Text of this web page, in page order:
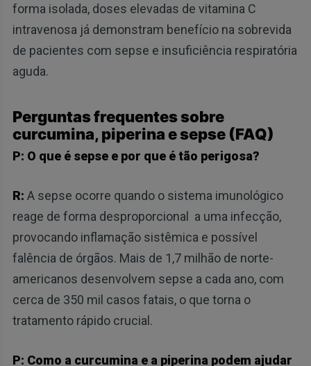
forma isolada, doses elevadas de vitamina C
intravenosa já demonstram benefício na sobrevida
de pacientes com sepse e insuficiência respiratória
aguda.
Perguntas frequentes sobre
curcumina, piperina e sepse (FAQ)
P: O que é sepse e por que é tão perigosa?
R: A sepse ocorre quando o sistema imunológico
reage de forma desproporcional a uma infecção,
provocando inflamação sistêmica e possível
falência de órgãos. Mais de 1,7 milhão de norte-
americanos desenvolvem sepse a cada ano, com
cerca de 350 mil casos fatais, o que torna o
tratamento rápido crucial.
P: Como a curcumina e a piperina podem ajudar